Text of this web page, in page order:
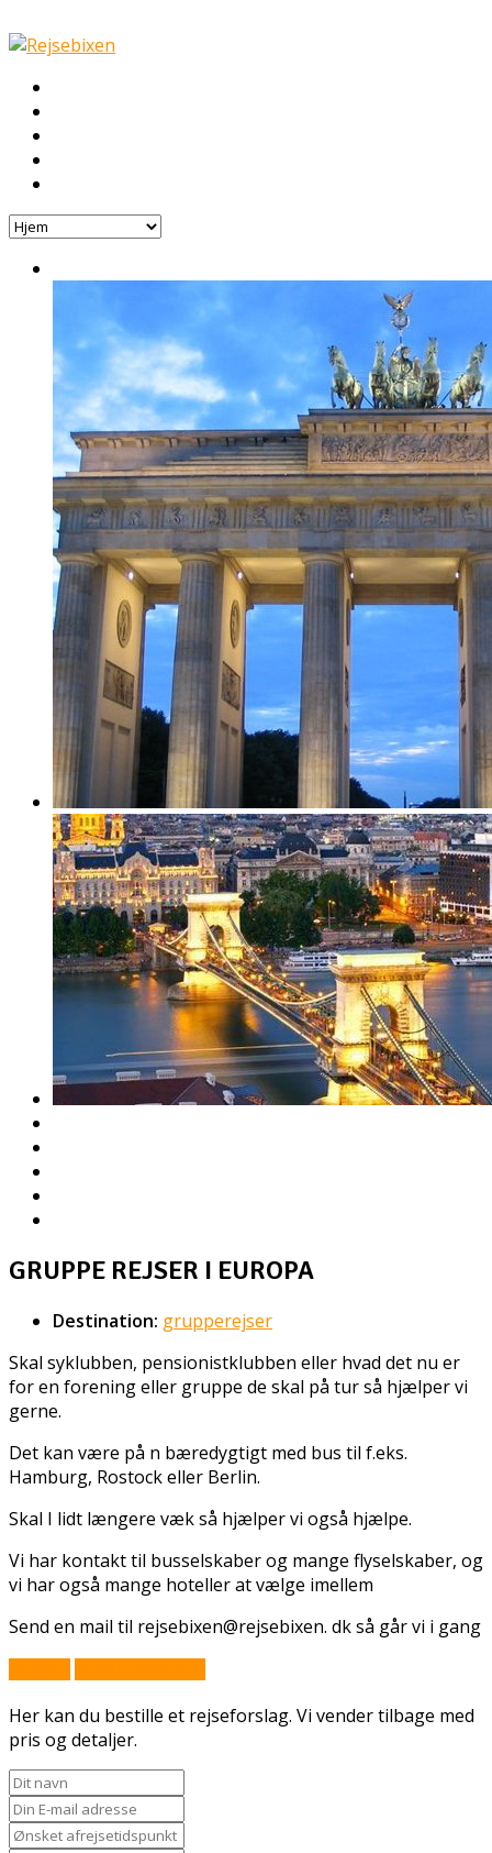
GRUPPE REJSER I EUROPA
Destination: grupperejser
Skal syklubben, pensionistklubben eller hvad det nu er
for en forening eller gruppe de skal på tur så hjælper vi
gerne.
Det kan være på n bæredygtigt med bus til f.eks.
Hamburg, Rostock eller Berlin.
Skal I lidt længere væk så hjælper vi også hjælpe.
Vi har kontakt til busselskaber og mange flyselskaber, og
vi har også mange hoteller at vælge imellem
Send en mail til rejsebixen@rejsebixen. dk så går vi i gang
Her kan du bestille et rejseforslag. Vi vender tilbage med
pris og detaljer.